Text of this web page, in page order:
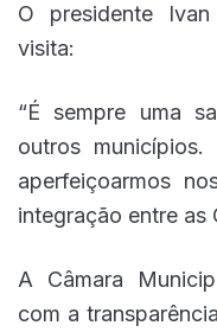
O presidente
visita:
“É sempre uma
outros
aperfeiçoarmos
integração entre as
A Câmara
com a